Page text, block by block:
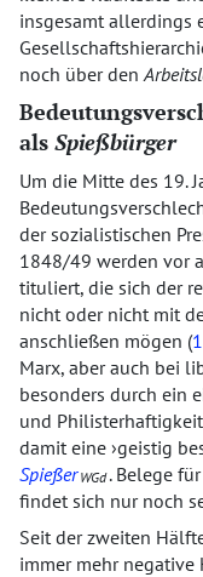
insgesamt allerdings
noch über den
als Spießbürger
Um die Mitte des 19.
der sozialistischen
1848/49 werden vor
tituliert, die sich der
nicht oder nicht mit
anschließen mögen (
Marx, aber auch bei
besonders durch ein
und
damit eine geistig
Spießer WGd. Belege
findet sich nur noch
Seit der zweiten
immer mehr negative